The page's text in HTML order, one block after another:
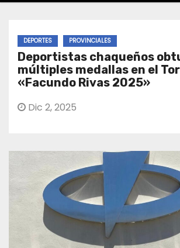
DEPORTES PROVINCIALES
Deportistas chaqueños
múltiples medallas en el
«Facundo Rivas 2025»
Dic 2, 2025